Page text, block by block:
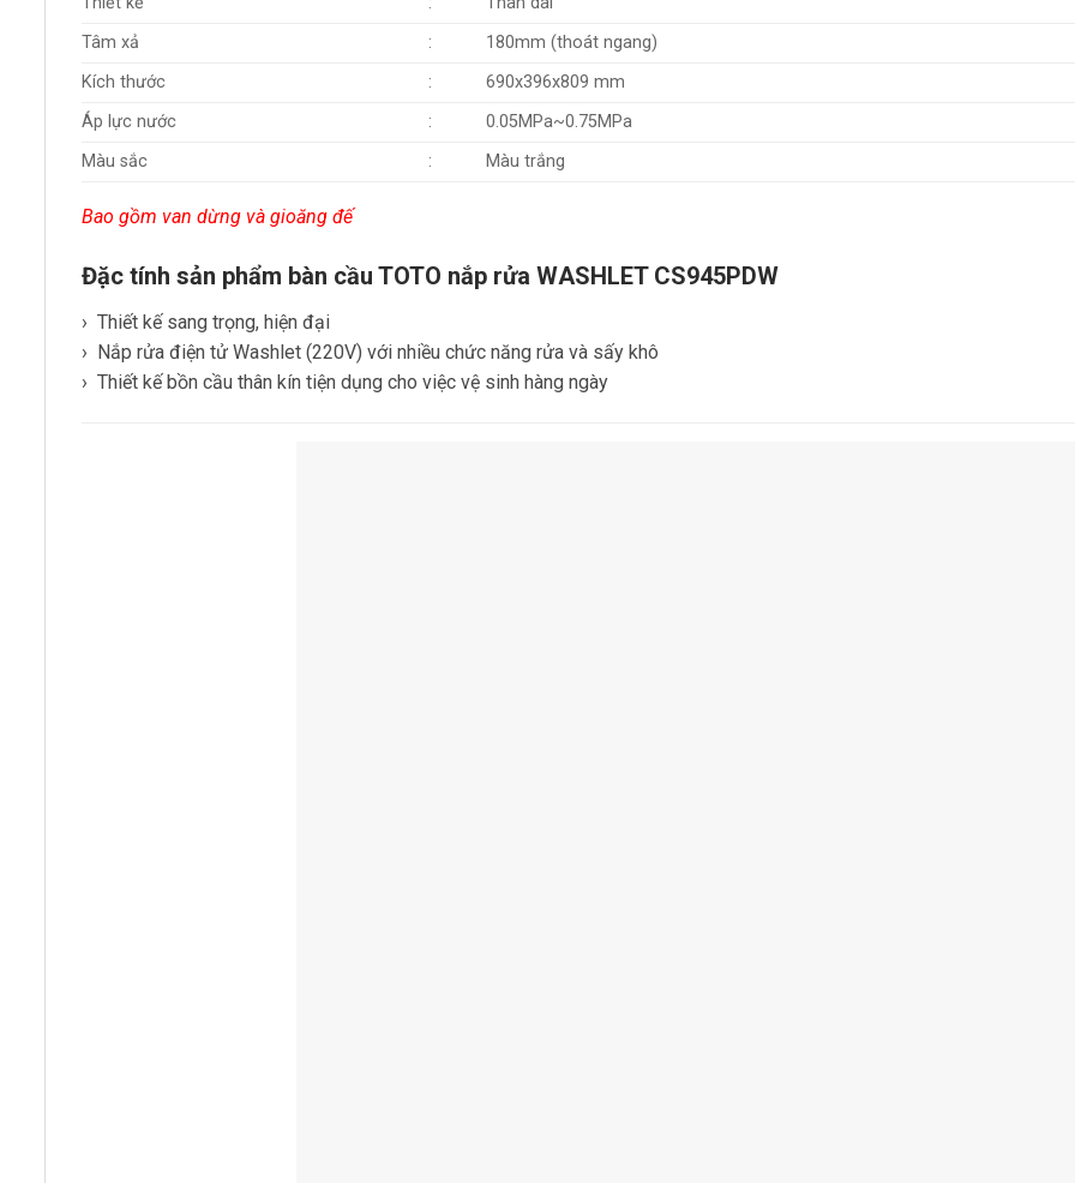
Tâm xả
:
180mm (thoát ngang)
Kích thước
:
690x396x809 mm
Áp lực nước
:
0.05MPa~0.75MPa
Màu sắc
: Màu trắng
Bao gồm van dừng và gioăng đế
Đặc tính sản phẩm bàn cầu TOTO nắp rửa WASHLET CS945PDW
​› Thiết kế sang trọng, hiện đại
​› Nắp rửa điện tử Washlet (220V) với nhiều chức năng rửa và sấy khô
​› Thiết kế bồn cầu thân kín tiện dụng cho việc vệ sinh hàng ngày